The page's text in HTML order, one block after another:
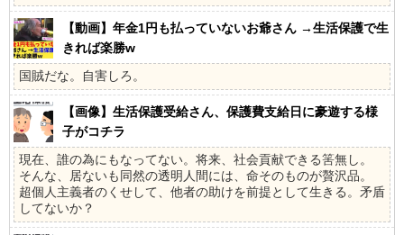
【動画】年金1円も払っていないお爺さん →生活保護で生
きれば楽勝w
国賊だな。自害しろ。
【画像】生活保護受給さん、保護費支給日に豪遊する様
子がコチラ
現在、誰の為にもなってない。将来、社会貢献できる筈無し。
そんな、居ないも同然の透明人間には、命そのものが贅沢品。
超個人主義者のくせして、他者の助けを前提として生きる。矛盾
してないか？